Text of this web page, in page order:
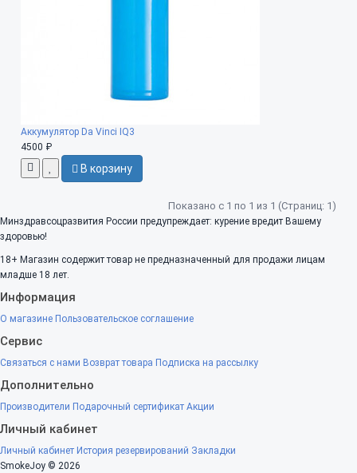
Аккумулятор Da Vinci IQ3
4500 ₽
В корзину
Показано с 1 по 1 из 1 (Страниц: 1)
Минздравсоцразвития России предупреждает: курение вредит Вашему
здоровью!
18+ Магазин содержит товар не предназначенный для продажи лицам
младше 18 лет.
Информация
О магазине Пользовательское соглашение
Сервис
Связаться с нами Возврат товара Подписка на рассылку
Дополнительно
Производители Подарочный сертификат Акции
Личный кабинет
Личный кабинет История резервирований Закладки
SmokeJoy © 2026